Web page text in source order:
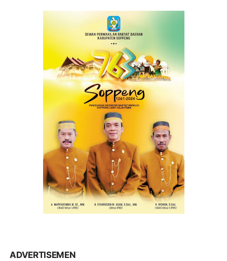
ADVERTISEMEN